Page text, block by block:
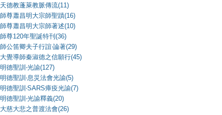
天德教蓬萊教脈傳流(11)
師尊蕭昌明大宗師聖蹟(16)
師尊蕭昌明大宗師著述(10)
師尊120年聖誕特刊(36)
師公笛卿夫子行誼‧論著(29)
大覺導師秦淑德之信願行(45)
明德聖訓‧光諭(127)
明德聖訓‧息災法會光諭(5)
明德聖訓‧SARS瘴疫光諭(7)
明德聖訓‧光諭釋義(20)
大慈大悲之普渡法會(26)